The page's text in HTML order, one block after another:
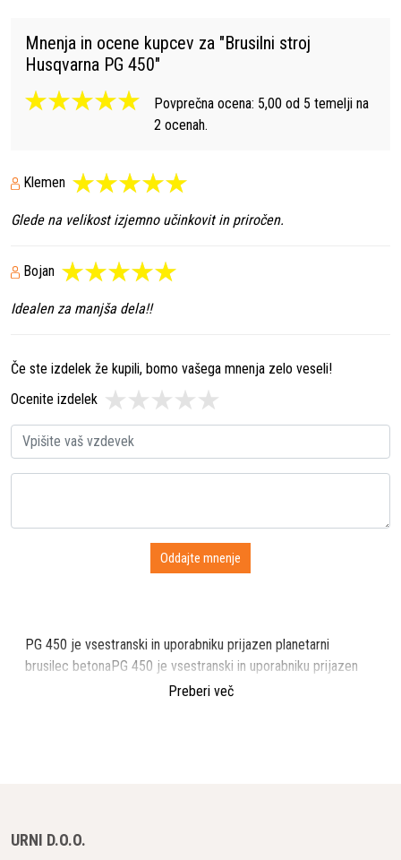
Mnenja in ocene kupcev za "Brusilni stroj
Husqvarna PG 450"
Povprečna ocena: 5,00 od 5 temelji na
2 ocenah.
Klemen
Glede na velikost izjemno učinkovit in priročen.
Bojan
Idealen za manjša dela!!
Če ste izdelek že kupili, bomo vašega mnenja zelo veseli!
Ocenite izdelek
PG 450 je vsestranski in uporabniku prijazen planetarni
brusilec betonaPG 450 je vsestranski in uporabniku prijazen
planetni mlin. Popoln za najrazličnejše uporabe, kot npr B.
funkcij. Enofazna zasnova pomeni, da je primeren za
Preberi več
URNI D.O.O.